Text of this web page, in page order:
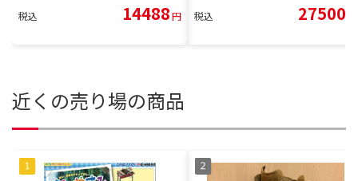
税込 14488円 税込 27500
近くの売り場の商品